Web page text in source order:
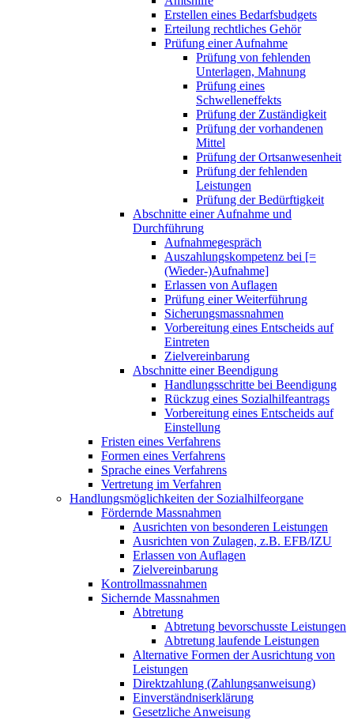
Erstellen eines Bedarfsbudgets
Erteilung rechtliches Gehör
Prüfung einer Aufnahme
Prüfung von fehlenden
Unterlagen, Mahnung
Prüfung eines
Schwelleneffekts
Prüfung der Zuständigkeit
Prüfung der vorhandenen
Mittel
Prüfung der Ortsanwesenheit
Prüfung der fehlenden
Leistungen
Prüfung der Bedürftigkeit
Abschnitte einer Aufnahme und
Durchführung
Aufnahmegespräch
Auszahlungskompetenz bei [=
(Wieder-)Aufnahme]
Erlassen von Auflagen
Prüfung einer Weiterführung
Sicherungsmassnahmen
Vorbereitung eines Entscheids auf
Eintreten
Zielvereinbarung
Abschnitte einer Beendigung
Handlungsschritte bei Beendigung
Rückzug eines Sozialhilfeantrags
Vorbereitung eines Entscheids auf
Einstellung
Fristen eines Verfahrens
Formen eines Verfahrens
Sprache eines Verfahrens
Vertretung im Verfahren
Handlungsmöglichkeiten der Sozialhilfeorgane
Fördernde Massnahmen
Ausrichten von besonderen Leistungen
Ausrichten von Zulagen, z.B. EFB/IZU
Erlassen von Auflagen
Zielvereinbarung
Kontrollmassnahmen
Sichernde Massnahmen
Abtretung
Abtretung bevorschusste Leistungen
Abtretung laufende Leistungen
Alternative Formen der Ausrichtung von
Leistungen
Direktzahlung (Zahlungsanweisung)
Einverständniserklärung
Gesetzliche Anweisung